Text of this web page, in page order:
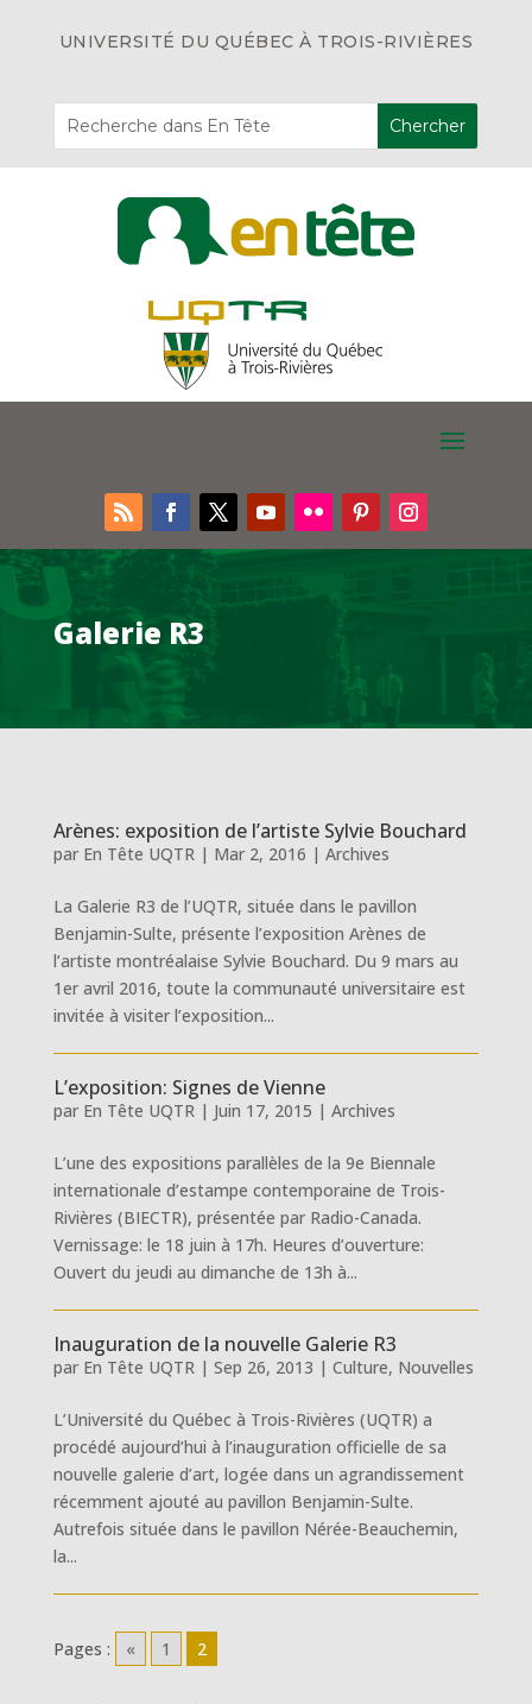
UNIVERSITÉ DU QUÉBEC À TROIS-RIVIÈRES
Galerie R3
Arènes: exposition de l’artiste Sylvie Bouchard
par En Tête UQTR| Mar 2, 2016 | Archives
La Galerie R3 de l’UQTR, située dans le pavillon
Benjamin-Sulte, présente l’exposition Arènes de
l’artiste montréalaise Sylvie Bouchard. Du 9 mars au
1er avril 2016, toute la communauté universitaire est
invitée à visiter l’exposition...
L’exposition: Signes de Vienne
par En Tête UQTR| Juin 17, 2015 | Archives
L’une des expositions parallèles de la 9e Biennale
internationale d’estampe contemporaine de Trois-
Rivières (BIECTR), présentée par Radio-Canada.
Vernissage: le 18 juin à 17h. Heures d’ouverture:
Ouvert du jeudi au dimanche de 13h à...
Inauguration de la nouvelle Galerie R3
par En Tête UQTR| Sep 26, 2013 | Culture, Nouvelles
L’Université du Québec à Trois-Rivières (UQTR) a
procédé aujourd’hui à l’inauguration officielle de sa
nouvelle galerie d’art, logée dans un agrandissement
récemment ajouté au pavillon Benjamin-Sulte.
Autrefois située dans le pavillon Nérée-Beauchemin,
la...
Pages : « 1 2